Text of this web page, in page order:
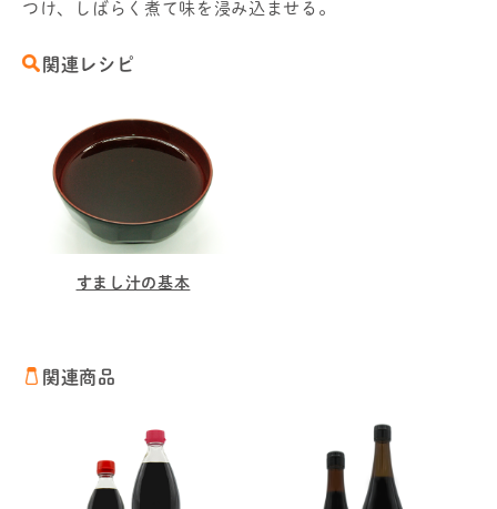
つけ、しばらく煮て味を浸み込ませる。
関連レシピ
すまし汁の基本
関連商品